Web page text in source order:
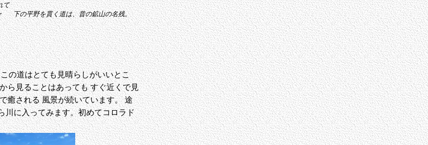
て
下の平野を貫く道は、昔の鉱山の名残。
の道はとても見晴らしがいいとこ
ら見ることはあっても すぐ近くで見
癒される 風景が続いています。 途
川に入ってみます。初めてコロラド